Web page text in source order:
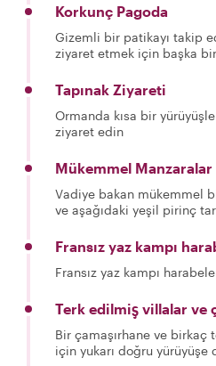
Korkunç Pagoda
Gizemli bir patikayı takip
ziyaret etmek için başka bir
Tapınak Ziyareti
Ormanda kısa bir
ziyaret edin
Mükemmel Manzaralar
Vadiye bakan mükemmel
ve aşağıdaki yeşil pirinç
Fransız yaz kampı
Fransız yaz kampı
Terk edilmiş villalar ve
Bir çamaşırhane ve birkaç
için yukarı doğru yürüyüşe